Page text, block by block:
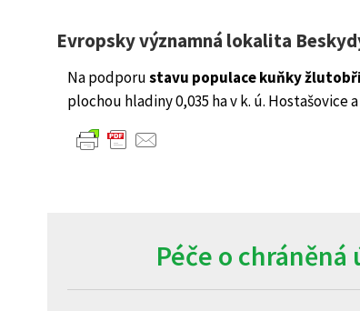
Evropsky významná lokalita
Na podporustavu populace kuňky
plochou hladiny 0,035 ha v k. ú. Hostašovice
Péče o